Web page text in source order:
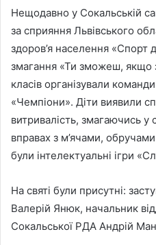
Нещодавно у Сокальській
за сприяння Львівського
здоров’я населення «Спорт
змагання «Ти зможеш, якщо
класів організували
«Чемпіони». Діти виявили
витривалість, змагаючись у
вправах з м’ячами,
були інтелектуальні ігри
На святі були присутні:
Валерій Янюк, начальник
Сокальської РДА Андрій